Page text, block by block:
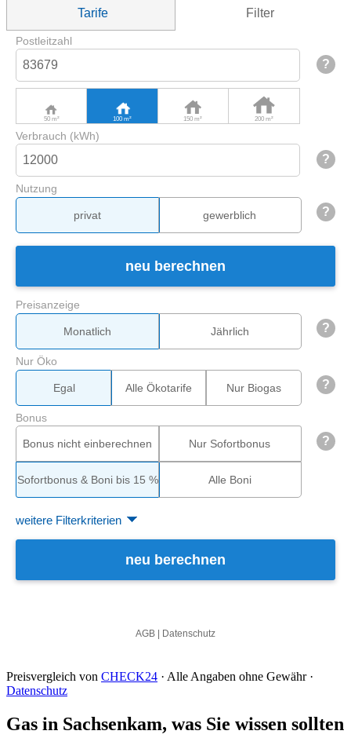
Preisvergleich von CHECK24 · Alle Angaben ohne Gewähr ·
Datenschutz
Gas in Sachsenkam, was Sie wissen sollten